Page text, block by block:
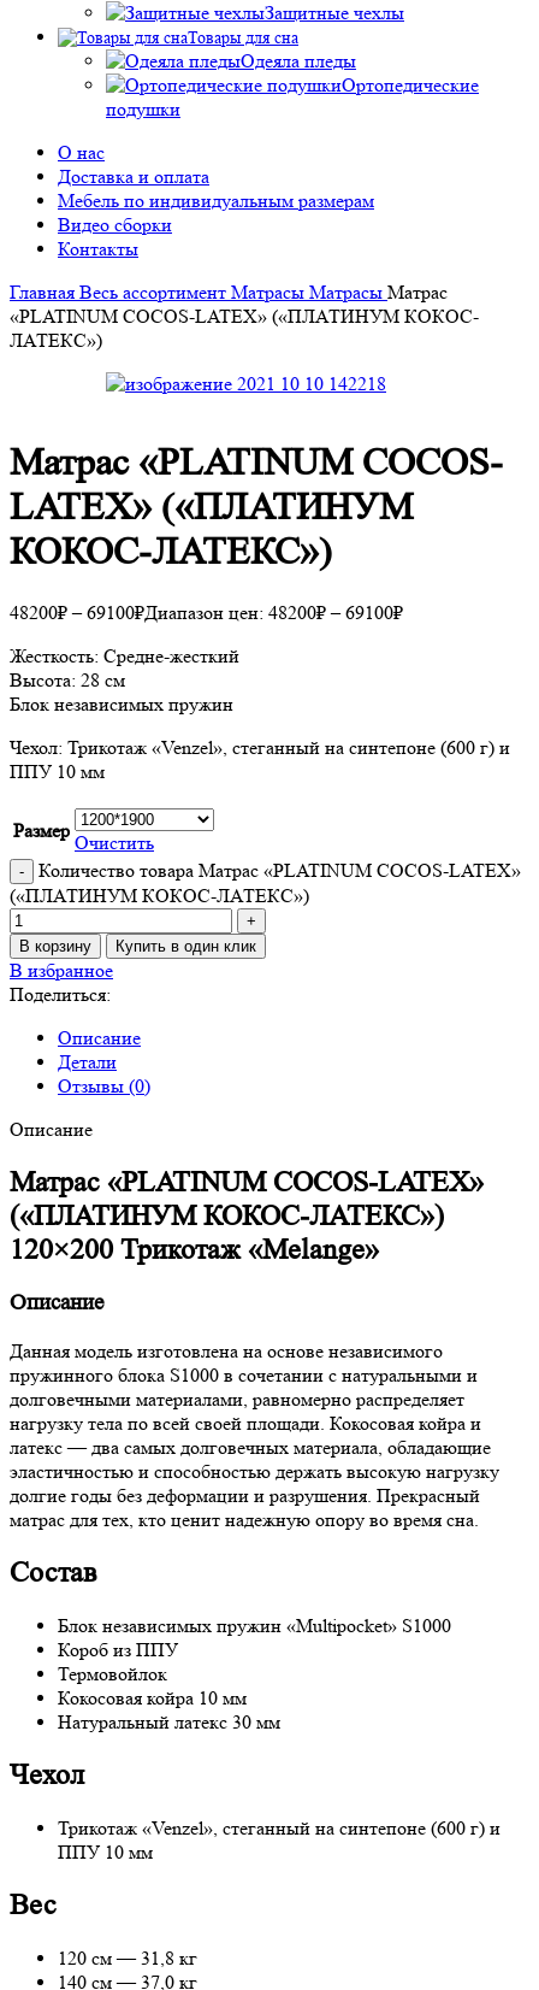
Защитные чехлы
Товары для сна
Одеяла пледы
Ортопедические
подушки
О нас
Доставка и оплата
Мебель по индивидуальным размерам
Видео сборки
Контакты
Главная Весь ассортимент Матрасы Матрасы Матрас
«PLATINUM COCOS-LATEX» («ПЛАТИНУМ КОКОС-
ЛАТЕКС»)
Матрас «PLATINUM COCOS-
LATEX» («ПЛАТИНУМ
КОКОС-ЛАТЕКС»)
48200₽ – 69100₽Диапазон цен: 48200₽ – 69100₽
Жесткость: Средне-жесткий
Высота: 28 см
Блок независимых пружин
Чехол: Трикотаж «Venzel», стеганный на синтепоне (600 г) и
ППУ 10 мм
Размер
Очистить
Количество товара Матрас «PLATINUM COCOS-LATEX»
(«ПЛАТИНУМ КОКОС-ЛАТЕКС»)
В корзину Купить в один клик
В избранное
Поделиться:
Описание
Детали
Отзывы (0)
Описание
Матрас «PLATINUM COCOS-LATEX»
(«ПЛАТИНУМ КОКОС-ЛАТЕКС»)
120×200 Трикотаж «Melange»
Описание
Данная модель изготовлена на основе независимого
пружинного блока S1000 в сочетании с натуральными и
долговечными материалами, равномерно распределяет
нагрузку тела по всей своей площади. Кокосовая койра и
латекс — два самых долговечных материала, обладающие
эластичностью и способностью держать высокую нагрузку
долгие годы без деформации и разрушения. Прекрасный
матрас для тех, кто ценит надежную опору во время сна.
Состав
Блок независимых пружин «Multipocket» S1000
Короб из ППУ
Термовойлок
Кокосовая койра 10 мм
Натуральный латекс 30 мм
Чехол
Трикотаж «Venzel», стеганный на синтепоне (600 г) и
ППУ 10 мм
Вес
120 см — 31,8 кг
140 см — 37,0 кг